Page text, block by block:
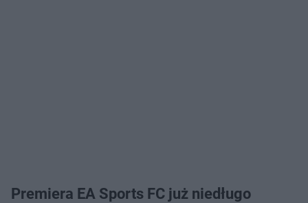
Premiera EA Sports FC już niedługo